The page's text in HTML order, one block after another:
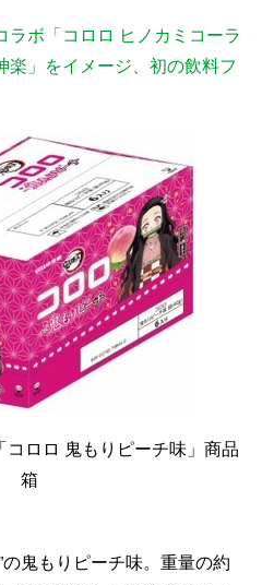
ラボ「コロロ ヒノカミコーラ
楽」をイメージ、初の飲料フ
ロロ 鬼もりピーチ味」商品
箱
鬼もりピーチ味。重量の約